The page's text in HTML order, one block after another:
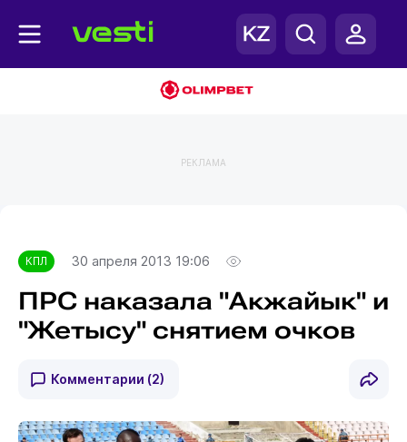
РЕКЛАМА
КПЛ 30 апреля 2013 19:06
ПРС наказала "Акжайык" и
"Жетысу" снятием очков
Комментарии (2)